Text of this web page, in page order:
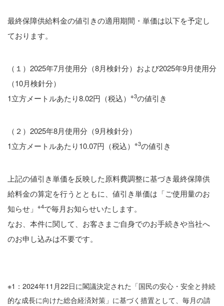
最終保障供給料金の値引きの適用期間・単価は以下を予定し
ております。
（１）2025年7月使用分（8月検針分）および2025年9月使用分
（10月検針分）
1立方メートルあたり8.02円（税込） ※3の値引き
（２）2025年8月使用分（9月検針分）
1立方メートルあたり10.07円（税込） ※3の値引き
上記の値引き単価を反映した原料費調整に基づき最終保障供
給料金の算定を行うとともに、値引き単価は「ご使用量のお
知らせ」 ※4で毎月お知らせいたします。
なお、本件に関して、お客さまご自身でのお手続きや当社へ
のお申し込みは不要です。
※1：2024年11月22日に閣議決定された「国民の安心・安全と持続
的な成長に向けた総合経済対策」に基づく措置として、毎月の請